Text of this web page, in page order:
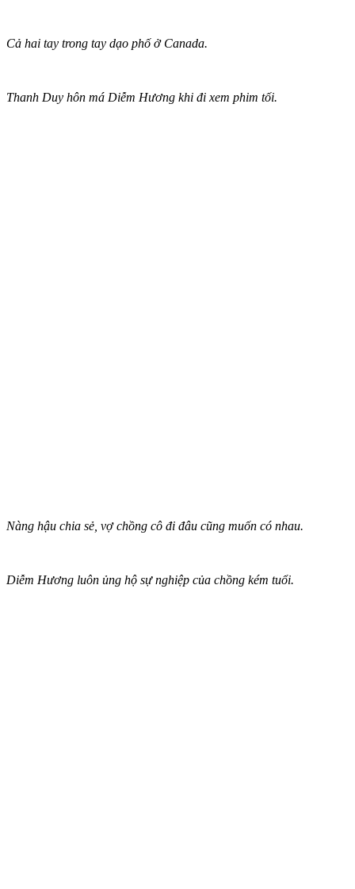
Cả hai tay trong tay dạo phố ở Canada.
Thanh Duy hôn má Diễm Hương khi đi xem phim tối.
Nàng hậu chia sẻ, vợ chồng cô đi đâu cũng muốn có nhau.
Diễm Hương luôn ủng hộ sự nghiệp của chồng kém tuổi.